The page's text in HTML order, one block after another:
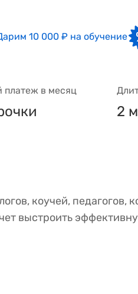
10 000 ₽ на обучение
в месяц
2
коучей,
выстроить